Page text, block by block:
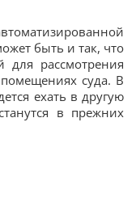
быть и так, что
для рассмотрения
суда. В
ехать в другую
в прежних